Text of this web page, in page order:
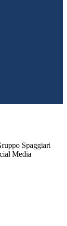
Spaggiari
Media